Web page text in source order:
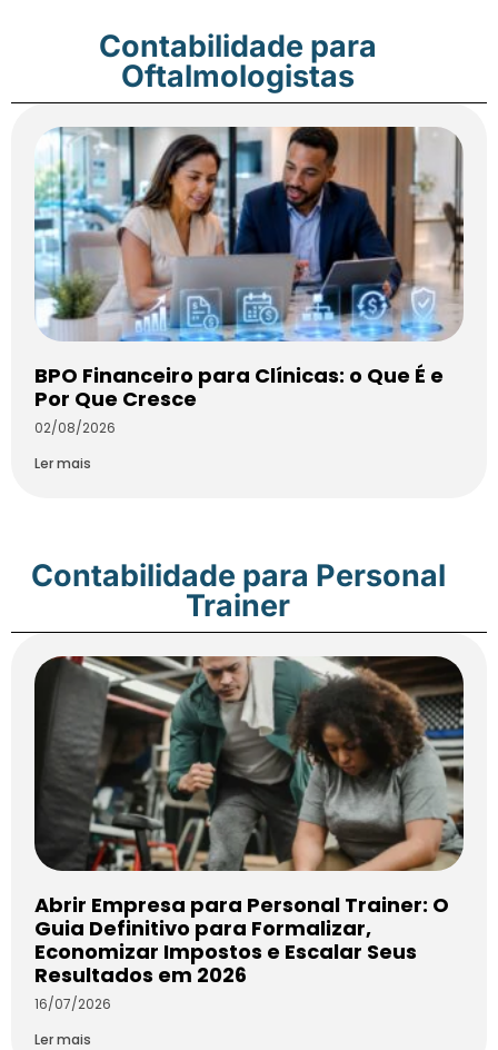
Contabilidade para
Oftalmologistas
BPO Financeiro para Clínicas: o Que É e
Por Que Cresce
02/08/2026
Ler mais
Contabilidade para Personal
Trainer
Abrir Empresa para Personal Trainer: O
Guia Definitivo para Formalizar,
Economizar Impostos e Escalar Seus
Resultados em 2026
16/07/2026
Ler mais